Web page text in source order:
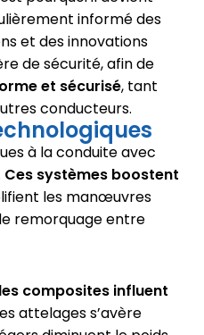
informé des
et des innovations
de sécurité, afin de
et sécurisé, tant
conducteurs.
à la conduite avec
Ces systèmes boostent
les manœuvres
remorquage entre
composites influent
attelages s’avère